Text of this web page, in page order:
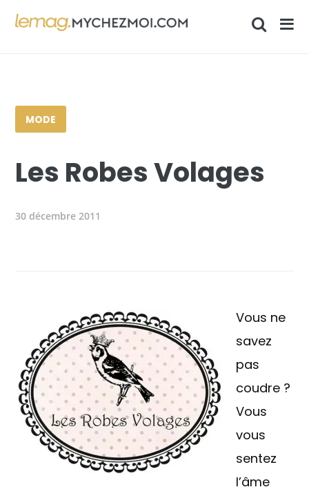
MODE
Les Robes Volages
30 décembre 2011
Vous ne
savez
pas
coudre ?
Vous
vous
sentez
l’âme